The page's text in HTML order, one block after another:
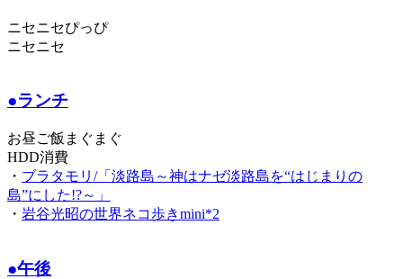
ニセニセぴっぴ
ニセニセ
●ランチ
お昼ご飯まぐまぐ
HDD消費
・ ブラタモリ/「淡路島～神はナゼ淡路島を“はじまりの
島”にした!?～」
・ 岩谷光昭の世界ネコ歩きmini*2
●午後